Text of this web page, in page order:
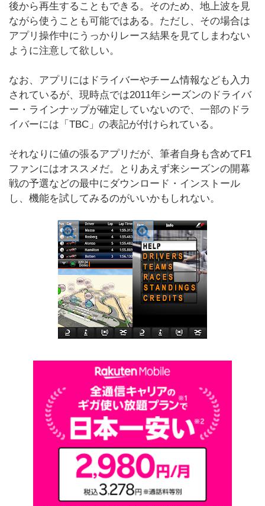
後から再生することもできる。そのため、地上波を見
ながら使うことも可能ではある。ただし、その場合は
アプリ操作中にうっかりレース結果を見てしまわない
ように注意して欲しい。
なお、アプリにはドライバーやチーム情報なども入力
されているが、現時点では2011年シーズンのドライバ
ー・ラインナップが確定していないので、一部のドラ
イバーには「TBC」の表記が付けられている。
それなりに値の張るアプリだが、筆者自身も含めてF1
ファンにはオススメだ。とりあえず来シーズンの開幕
戦の予選などの最中にダウンロード・インストール
し、機能を試してみるのがいいかもしれない。